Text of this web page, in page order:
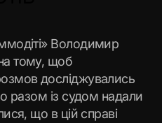
Володимир
тому, щоб
досліджувались
разом із судом надали
що в цій справі